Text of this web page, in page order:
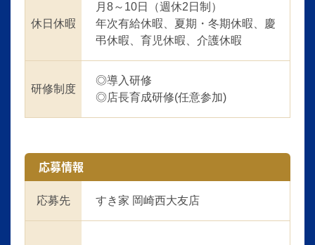
休日休暇
月8～10日（週休2日制）
年次有給休暇、夏期・冬期休暇、慶
弔休暇、育児休暇、介護休暇
研修制度
◎導入研修
◎店長育成研修(任意参加)
応募情報
応募先 すき家 岡崎西大友店